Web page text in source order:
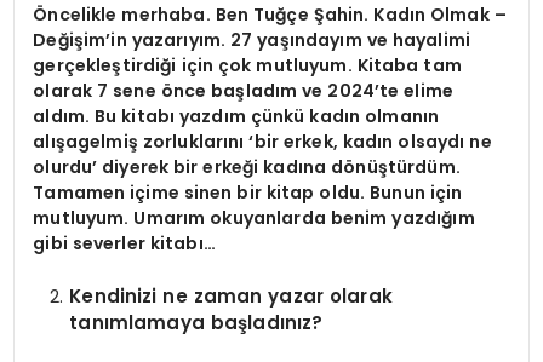
Öncelikle merhaba. Ben Tuğçe Şahin. Kadın Olmak –
Değişim’in yazarıyım. 27 yaşındayım ve hayalimi
gerçekleştirdiği için çok mutluyum. Kitaba tam
olarak 7 sene önce başladım ve 2024’te elime
aldım. Bu kitabı yazdım çünkü kadın olmanın
alışagelmiş zorluklarını ‘bir erkek, kadın olsaydı ne
olurdu’ diyerek bir erkeği kadına dönüştürdüm.
Tamamen içime sinen bir kitap oldu. Bunun için
mutluyum. Umarım okuyanlarda benim yazdığım
gibi severler kitabı…
Kendinizi ne zaman yazar olarak
tanımlamaya başladınız?